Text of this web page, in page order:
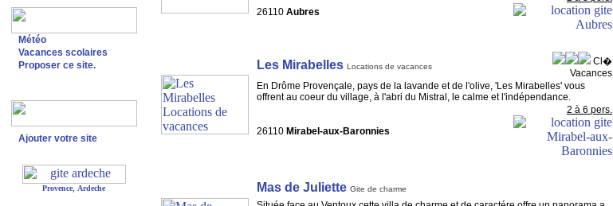
Météo
Vacances scolaires
Proposer ce site.
Ajouter votre site
Provence Ardeche
26110 Aubres
Les Mirabelles Locations de vacances
Cl�
Vacances
En Drôme Provençale, pays de la lavande et de l'olive, 'Les Mirabelles' vous
offrent au coeur du village, à l'abri du Mistral, le calme et l'indépendance.
26110 Mirabel-aux-Baronnies
2 à 6 pers.
Mas de Juliette Gite de charme